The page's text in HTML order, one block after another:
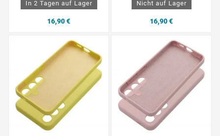
In 2 Tagen auf Lager
16,90 €
Nicht auf Lager
16,90 €